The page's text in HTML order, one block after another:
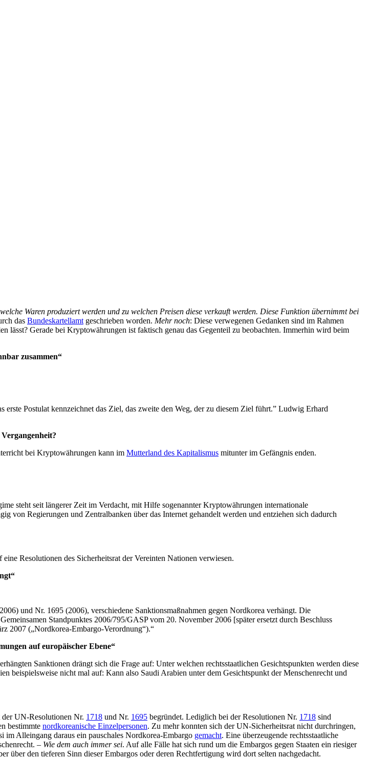
Waren produziert werden und zu welchen Preisen diese verkauft werden. Diese Funktion übernimmt bei
das Bundeskartellamt geschrieben worden. Mehr noch: Diese verwegenen Gedanken sind im Rahmen
lässt? Gerade bei Kryptowährungen ist faktisch genau das Gegenteil zu beobachten. Immerhin wird beim
zusammen“
erste Postulat kennzeichnet das Ziel, das zweite den Weg, der zu diesem Ziel führt.” Ludwig Erhard
bei Kryptowährungen kann im Mutterland des Kapitalismus mitunter im Gefängnis enden.
steht seit längerer Zeit im Verdacht, mit Hilfe sogenannter Kryptowährungen internationale
Regierungen und Zentralbanken über das Internet gehandelt werden und entziehen sich dadurch
Resolutionen des Sicherheitsrat der Vereinten Nationen verwiesen.
und Nr. 1695 (2006), verschiedene Sanktionsmaßnahmen gegen Nordkorea verhängt. Die
Standpunktes 2006/795/GASP vom 20. November 2006 [später ersetzt durch Beschluss
2007 („Nordkorea-Embargo-Verordnung“).“
auf europäischer Ebene“
Sanktionen drängt sich die Frage auf: Unter welchen rechtsstaatlichen Gesichtspunkten werden diese
beispielsweise nicht mal auf: Kann also Saudi Arabien unter dem Gesichtspunkt der Menschenrecht und
der UN-Resolutionen Nr. 1718 und Nr. 1695 begründet. Lediglich bei der Resolutionen Nr. 1718 sind
bestimmte nordkoreanische Einzelpersonen. Zu mehr konnten sich der UN-Sicherheitsrat nicht durchringen,
Alleingang daraus ein pauschales Nordkorea-Embargo gemacht. Eine überzeugende rechtsstaatliche
– Wie dem auch immer sei. Auf alle Fälle hat sich rund um die Embargos gegen Staaten ein riesiger
den tieferen Sinn dieser Embargos oder deren Rechtfertigung wird dort selten nachgedacht.